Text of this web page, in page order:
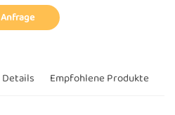
Anfrage
Details Empfohlene Produkte